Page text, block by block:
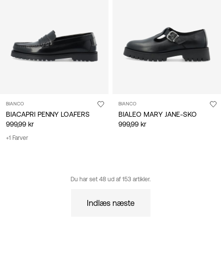
BIANCO
BIACAPRI PENNY LOAFERS
999,99 kr
+1 Farver
BIANCO
BIALEO MARY JANE-SKO
999,99 kr
Du har set 48 ud af 153 artikler.
Indlæs næste